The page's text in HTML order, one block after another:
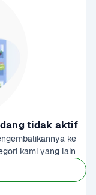
tidak aktif
ke
kami yang lain